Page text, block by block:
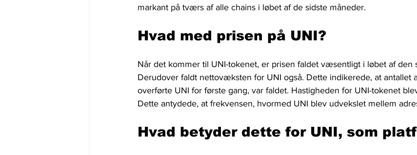
markant på tværs af alle chains i løbet af de sidste måneder.
Hvad med prisen på UNI?
Når det kommer til UNI-tokenet, er prisen faldet væsentligt i løbet af den
Derudover faldt nettovæksten for UNI også. Dette indikerede, at antallet
overførte UNI for første gang, var faldet. Hastigheden for UNI-tokenet
Dette antydede, at frekvensen, hvormed UNI blev udvekslet mellem
Hvad betyder dette for UNI, som